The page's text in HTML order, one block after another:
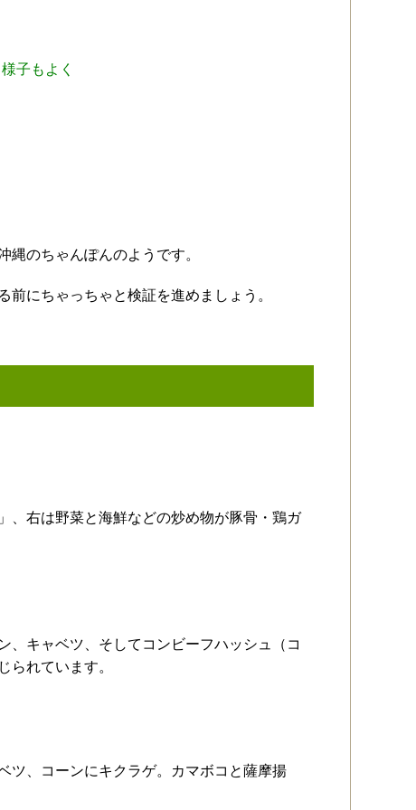
子もよく
のちゃんぽんのようです。
にちゃっちゃと検証を進めましょう。
、右は野菜と海鮮などの炒め物が豚骨・鶏ガ
、キャベツ、そしてコンビーフハッシュ（コ
られています。
ツ、コーンにキクラゲ。カマボコと薩摩揚